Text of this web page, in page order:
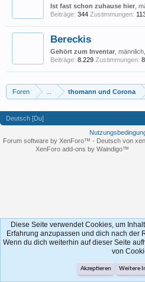
Ist fast schon zuhause hier ,
Beiträge: 344 Zustimmungen:
Bereckis
Gehört zum Inventar ,
Beiträge: 8.229 Zustimmungen:
Foren thomann und Corona
Deutsch [Du]
Forum software by XenForo™ - Deutsch von
XenForo add-ons by Waindigo™
Diese Seite verwendet Cookies, um
Erfahrung anzupassen und dich nach der
Wenn du dich weiterhin auf dieser Seite
von
Akzeptieren Weitere